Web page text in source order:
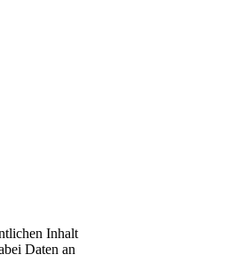
Inhalt
Daten an